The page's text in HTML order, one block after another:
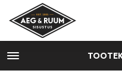
Kapid